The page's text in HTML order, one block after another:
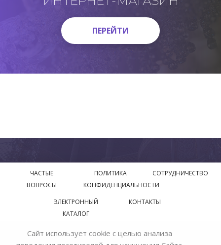
ПЕРЕЙТИ
ПЕРЕЙТИ
ЧАСТЫЕ
ВОПРОСЫ
ПОЛИТИКА
КОНФИДЕНЦИАЛЬНОСТИ
СОТРУДНИЧЕСТВО
ЭЛЕКТРОННЫЙ
КАТАЛОГ
КОНТАКТЫ
© 2018—2026 Официальный сайт завода производителя
Сайт использует cookie с целью анализа